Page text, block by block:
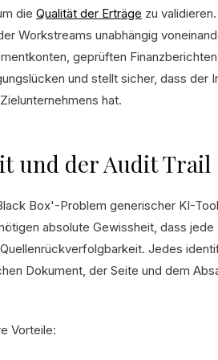
die Qualität der Erträge zu
Workstreams unabhängig
geprüften
und stellt sicher, dass der
hat.
und der Audit Trail
Box'-Problem generischer KI-
absolute Gewissheit, dass jede
Jedes
Dokument, der Seite und dem
Vorteile: